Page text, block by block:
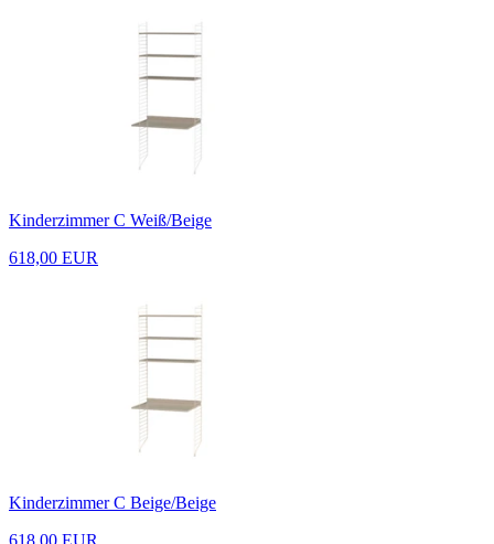
Kinderzimmer C Weiß/Beige
618,00 EUR
Kinderzimmer C Beige/Beige